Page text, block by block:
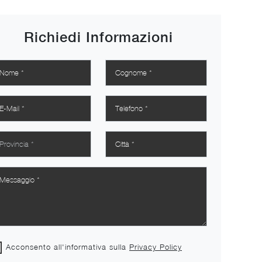
Richiedi Informazioni
Acconsento all'informativa sulla Privacy Policy